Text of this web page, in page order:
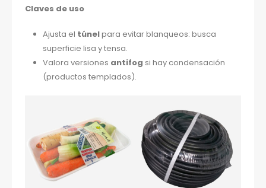
Claves de uso
Ajusta el túnelpara evitar blanqueos: busca
superficie lisa y tensa.
Valora versiones antifog si hay condensación
(productos templados).